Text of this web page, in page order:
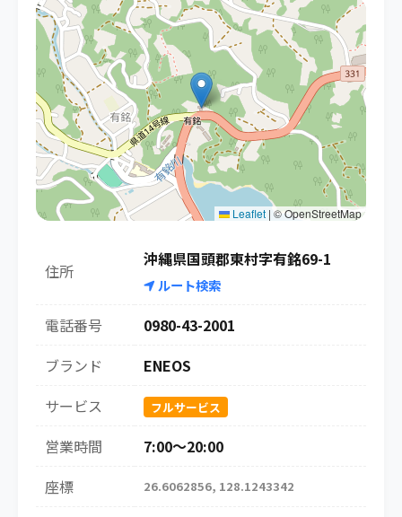
Leaflet | © OpenStreetMap
住所
沖縄県国頭郡東村字有銘69-1
ルート検索
電話番号
0980-43-2001
ブランド
ENEOS
サービス
フルサービス
営業時間
7:00～20:00
座標
26.6062856, 128.1243342